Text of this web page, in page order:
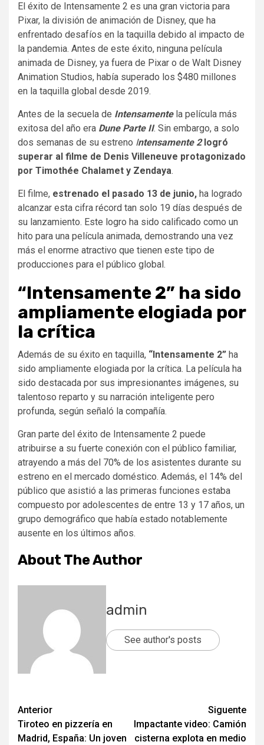
El éxito de Intensamente 2 es una gran victoria para
Pixar, la división de animación de Disney, que ha
enfrentado desafíos en la taquilla debido al impacto de
la pandemia. Antes de este éxito, ninguna película
animada de Disney, ya fuera de Pixar o de Walt Disney
Animation Studios, había superado los $480 millones
en la taquilla global desde 2019.
Antes de la secuela de Intensamentela película más
exitosa del año era Dune Parte II. Sin embargo, a solo
dos semanas de su estreno Intensamente 2logró
superar al filme de Denis Villeneuve protagonizado
por Timothée Chalamet y Zendaya.
El filme, estrenado el pasado 13 de junio, ha logrado
alcanzar esta cifra récord tan solo 19 días después de
su lanzamiento. Este logro ha sido calificado como un
hito para una película animada, demostrando una vez
más el enorme atractivo que tienen este tipo de
producciones para el público global.
“Intensamente 2” ha sido
ampliamente elogiada por
la crítica
Además de su éxito en taquilla, “Intensamente 2” ha
sido ampliamente elogiada por la crítica. La película ha
sido destacada por sus impresionantes imágenes, su
talentoso reparto y su narración inteligente pero
profunda, según señaló la compañía.
Gran parte del éxito de Intensamente 2 puede
atribuirse a su fuerte conexión con el público familiar,
atrayendo a más del 70% de los asistentes durante su
estreno en el mercado doméstico. Además, el 14% del
público que asistió a las primeras funciones estaba
compuesto por adolescentes de entre 13 y 17 años, un
grupo demográfico que había estado notablemente
ausente en los últimos años.
About The Author
admin
See author's posts
Post
navigation
Anterior
Tiroteo en pizzería en
Madrid, España: Un joven
Siguente
Impactante video: Camión
cisterna explota en medio